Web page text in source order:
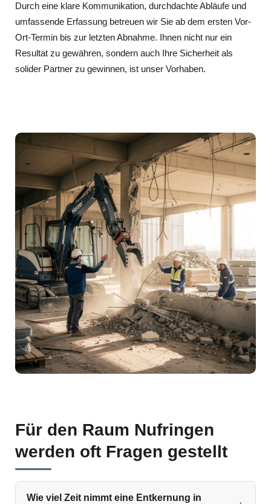
Durch eine klare Kommunikation, durchdachte Abläufe und
umfassende Erfassung betreuen wir Sie ab dem ersten Vor-
Ort-Termin bis zur letzten Abnahme. Ihnen nicht nur ein
Resultat zu gewähren, sondern auch Ihre Sicherheit als
solider Partner zu gewinnen, ist unser Vorhaben.
Für den Raum Nufringen
werden oft Fragen gestellt
Wie viel Zeit nimmt eine Entkernung in